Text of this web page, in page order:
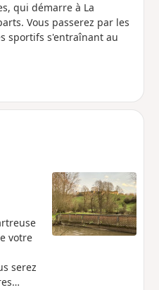
qui démarre à La
Vous passerez par les
sportifs s'entraînant au
votre
serez